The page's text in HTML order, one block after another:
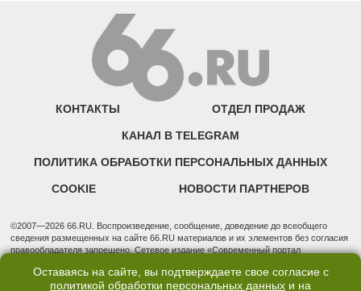
КОНТАКТЫ ОТДЕЛ ПРОДАЖ
КАНАЛ В TELEGRAM
ПОЛИТИКА ОБРАБОТКИ ПЕРСОНАЛЬНЫХ ДАННЫХ
COOKIE НОВОСТИ ПАРТНЕРОВ
©2007—2026 66.RU. Воспроизведение, сообщение, доведение до всеобщего
сведения размещенных на сайте 66.RU материалов и их элементов без согласия
правообладателя запрещено. Сетевое издание «Современный портал
надзору в сфере связи, информационных технологий и массовых коммуникаций
(Роскомнадзор). Регистрационный номер ЭЛ № ФС 77 - 76634 от 02.09.2019
Оставаясь на сайте, вы подтверждаете свое согласие с
политикой обработки персональных данных и на